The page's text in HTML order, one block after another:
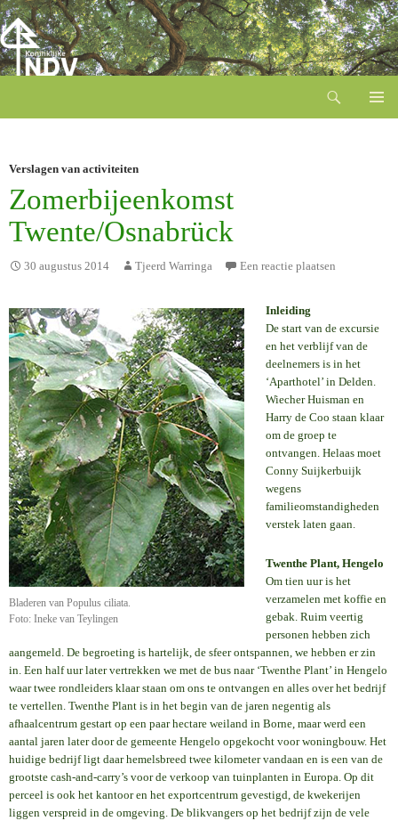
inhoud
Verslagen van activiteiten
Zomerbijeenkomst
Twente/Osnabrück
30 augustus 2014 Tjeerd Warringa Een reactie plaatsen
Bladeren van Populus ciliata.
Foto: Ineke van Teylingen
Inleiding
De start van de excursie
en het verblijf van de
deelnemers is in het
‘Aparthotel’ in Delden.
Wiecher Huisman en
Harry de Coo staan klaar
om de groep te
ontvangen. Helaas moet
Conny Suijkerbuijk
wegens
familieomstandigheden
verstek laten gaan.
Twenthe Plant, Hengelo
Om tien uur is het
verzamelen met koffie en
gebak. Ruim veertig
personen hebben zich
aangemeld. De begroeting is hartelijk, de sfeer ontspannen, we hebben er zin
in. Een half uur later vertrekken we met de bus naar ‘Twenthe Plant’ in Hengelo
waar twee rondleiders klaar staan om ons te ontvangen en alles over het bedrijf
te vertellen. Twenthe Plant is in het begin van de jaren negentig als
afhaalcentrum gestart op een paar hectare weiland in Borne, maar werd een
aantal jaren later door de gemeente Hengelo opgekocht voor woningbouw. Het
huidige bedrijf ligt daar hemelsbreed twee kilometer vandaan en is een van de
grootste cash-and-carry’s voor de verkoop van tuinplanten in Europa. Op dit
perceel is ook het kantoor en het exportcentrum gevestigd, de kwekerijen
liggen verspreid in de omgeving. De blikvangers op het bedrijf zijn de vele